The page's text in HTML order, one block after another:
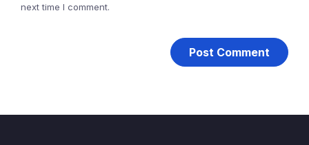
next time I comment.